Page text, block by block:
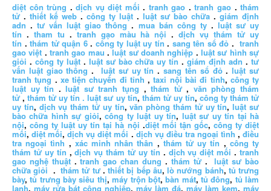
diệt côn trùng .dịch vụ diệt mối . tranh gao .tranh gao .thám
tử. thiết kế web . công ty luật . luật sư bào chữa .giám định
adn .tư vấn luật giao thông. mua bán công ty. luật sư uy
tín . tham tu .tranh gạo màu hà nội .dịch vụ thám tử uy
tín .thám tử quận 6. công ty luật uy tín . sang tên sổ đỏ .tranh
gao việt .tranh gao mau .luật sư doanh nghiệp .luật sư hình sự
giỏi . công ty luật. luật sư bào chữa uy tín .giám định adn .tư
vấn luật giao thông .luật sư uy tín .sang tên sổ đỏ.luật sư
tranh tụng . xe tiện chuyến đi tỉnh ,taxi nội bài đi tỉnh, công ty
luật uy tín .luật sư tranh tụng ,thám tử, văn phòng thám
tử,thám tử uy tín . luật sư uy tín, thám tử uy tín, công ty thám tử
uy tín, dịch vụ thám tử uy tín,văn phòng thám tử uy tín,luật sư
bào chữa hình sự giỏi,công ty luật uy tín, luật sư uy tín tại hà
nội,công ty luật uy tín tại hà nội .diệt mối tận gốc, công ty diệt
mối,diệt mối,dịch vụ diệt mối .dịch vụ điều tra ngoại tình ,điều
tra ngoại tình ,xác minh nhân thân ,thám tử uy tín , công ty
thám tử uy tín ,dịch vụ thám tử uy tín . dịch vụ diệt mối .tranh
gao nghệ thuật.tranh gao chan dung . thám tử.luật sư bào
chữa giỏi .thám tử tư.thiết bị bếp âu,lò nướng bánh, tủ trưng
bày,tủ trưng bày siêu thị,máy trộn bột,bàn mát,tủ đông, tủ làm
lạnh, máy rửa bát công nghiệp, máy làm đá, máy làm kem, máy